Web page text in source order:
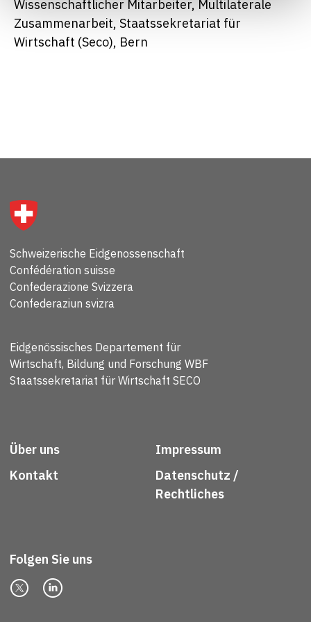
Wissenschaftlicher Mitarbeiter, Multilaterale
Zusammenarbeit, Staatssekretariat für
Wirtschaft (Seco), Bern
Schweizerische Eidgenossenschaft
Confédération suisse
Confederazione Svizzera
Confederaziun svizra
Eidgenössisches Departement für
Wirtschaft, Bildung und Forschung WBF
Staatssekretariat für Wirtschaft SECO
Über uns
Kontakt
Impressum
Datenschutz /
Rechtliches
Folgen Sie uns